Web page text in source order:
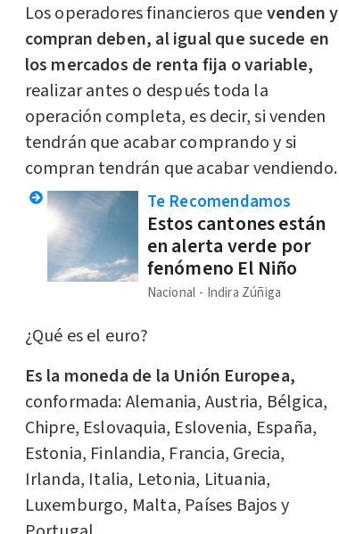
Los operadores financieros quevenden y
compran deben, al igual que sucede en
los mercados de renta fija o variable,
realizar antes o después toda la
operación completa, es decir, si venden
tendrán que acabar comprando y si
compran tendrán que acabar vendiendo.
Te Recomendamos
Estos cantones están
en alerta verde por
fenómeno El Niño
Nacional Indira Zúñiga
¿Qué es el euro?
Es la moneda de la Unión Europea,
conformada: Alemania, Austria, Bélgica,
Chipre, Eslovaquia, Eslovenia, España,
Estonia, Finlandia, Francia, Grecia,
Irlanda, Italia, Letonia, Lituania,
Luxemburgo, Malta, Países Bajos y